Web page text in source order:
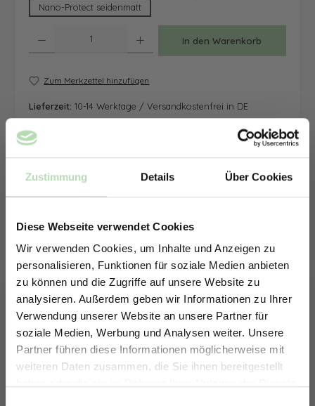
Zustimmung Details Über Cookies
Diese Webseite verwendet Cookies
Wir verwenden Cookies, um Inhalte und Anzeigen zu
personalisieren, Funktionen für soziale Medien anbieten
zu können und die Zugriffe auf unsere Website zu
analysieren. Außerdem geben wir Informationen zu Ihrer
Verwendung unserer Website an unsere Partner für
soziale Medien, Werbung und Analysen weiter. Unsere
Partner führen diese Informationen möglicherweise mit
weiteren Daten zusammen, die Sie ihnen bereitgestellt
Nano-Protect seidenmatt
In den Warenkorb
Zum Merkzettel hinzufügen
Lieferzeit: 10-14 Werktage / Versandkostenfrei in DE
ERHALTE 5% RABATT AUF
DEINE RÜCKWÄNDE